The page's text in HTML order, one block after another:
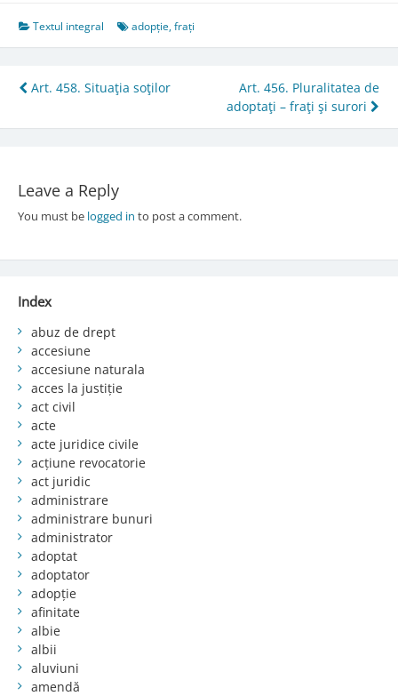
Textul integral adopție,frați
Post
navigation
Art. 458. Situaţia soţilor
Art. 456. Pluralitatea de
adoptaţi – fraţi şi surori
Leave a Reply
You must be logged in to post a comment.
Index
abuz de drept
accesiune
accesiune naturala
acces la justiție
act civil
acte
acte juridice civile
acțiune revocatorie
act juridic
administrare
administrare bunuri
administrator
adoptat
adoptator
adopție
afinitate
albie
albii
aluviuni
amendă